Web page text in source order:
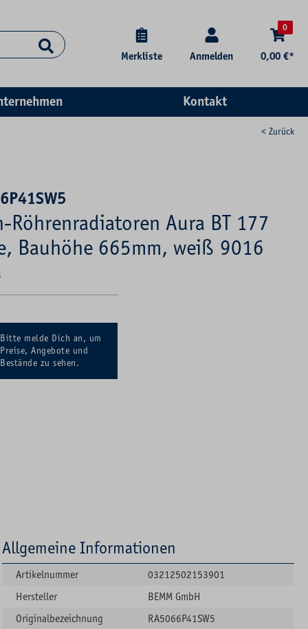
Merkliste Anmelden
0
0,00 €*
Kontakt
< Zurück
Röhrenradiatoren Aura BT 177
Bauhöhe 665mm, weiß 9016
Bitte melde Dich an, um
Preise, Angebote und
Bestände zu sehen.
Allgemeine Informationen
Artikelnummer
03212502153901
Hersteller
BEMM GmbH
Originalbezeichnung
RA5066P41SW5